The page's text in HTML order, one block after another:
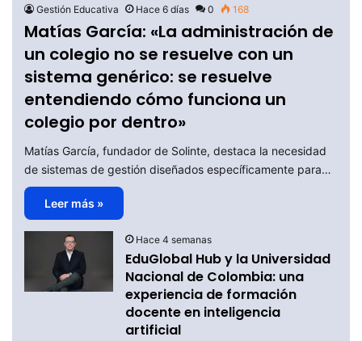
Gestión Educativa Hace 6 días 0 168
Matías García: «La administración de
un colegio no se resuelve con un
sistema genérico: se resuelve
entendiendo cómo funciona un
colegio por dentro»
Matías García, fundador de Solinte, destaca la necesidad
de sistemas de gestión diseñados específicamente para…
Leer más »
Hace 4 semanas
EduGlobal Hub y la Universidad
Nacional de Colombia: una
experiencia de formación
docente en inteligencia
artificial